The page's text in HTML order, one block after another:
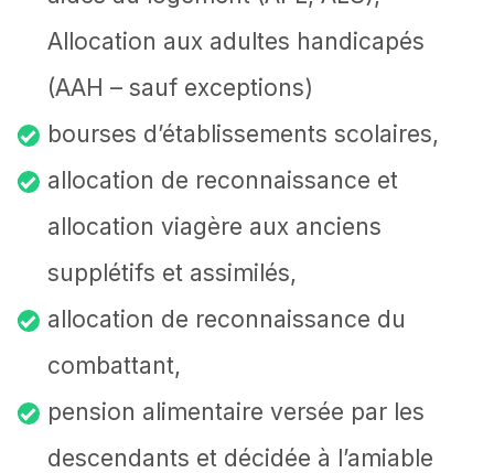
Allocation aux adultes handicapés
(AAH – sauf exceptions)
bourses d’établissements scolaires,
allocation de reconnaissance et
allocation viagère aux anciens
supplétifs et assimilés,
allocation de reconnaissance du
combattant,
pension alimentaire versée par les
descendants et décidée à l’amiable